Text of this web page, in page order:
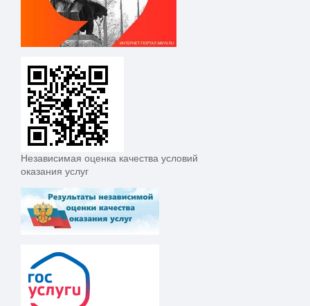
Независимая оценка качества условий
оказания услуг